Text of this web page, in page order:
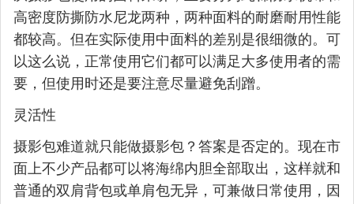
高密度防撕防水尼龙两种，两种面料的耐磨耐用性能
都较高。但在实际使用中面料的差别是很细微的。可
以这么说，正常使用它们都可以满足大多使用者的需
要，但使用时还是要注意尽量避免刮蹭。
灵活性
摄影包难道就只能做摄影包？答案是否定的。现在市
面上不少产品都可以将海绵内胆全部取出，这样就和
普通的双肩背包或单肩包无异，可兼做日常使用，因